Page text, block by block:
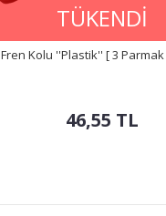
TÜKENDİ
Fren Kolu ''Plastik'' [ 3 Parmak
46,55 TL